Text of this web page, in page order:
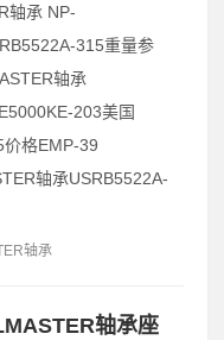
轴承 NP-
315重量参
轴承
203美国
格EMP-39
轴承USRB5522A-
轴承
轴承座